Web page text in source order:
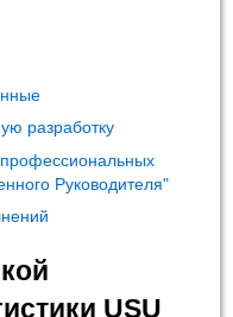
разработку
Руководителя"
USU